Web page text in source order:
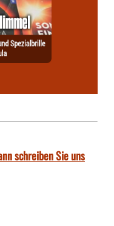
schreiben Sie uns